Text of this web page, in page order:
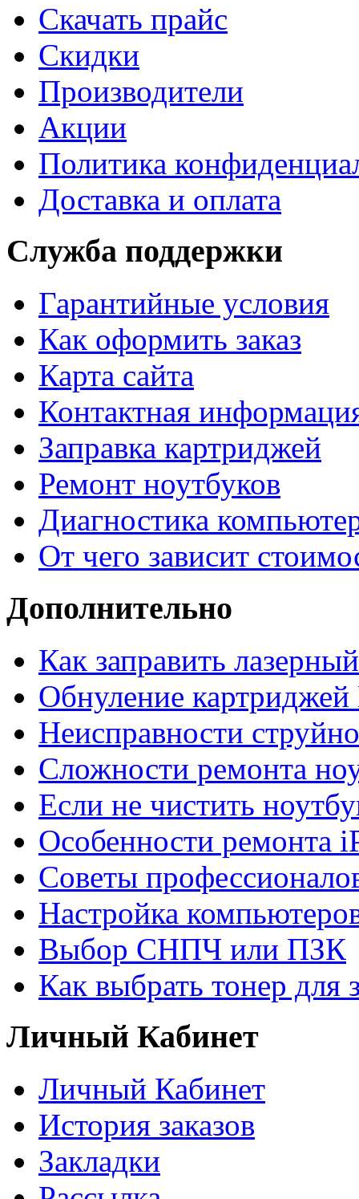
Cкачать прайс
Скидки
Производители
Акции
Политика
Доставка и оплата
Служба поддержки
Гарантийные условия
Как оформить заказ
Карта сайта
Контактная
Заправка картриджей
Ремонт ноутбуков
Диагностика
От чего зависит
Дополнительно
Как заправить
Обнуление
Неисправности
Сложности ремонта
Если не чистить
Особенности ремонта
Советы
Настройка
Выбор СНПЧ или ПЗК
Как выбрать тонер для
Личный Кабинет
Личный Кабинет
История заказов
Закладки